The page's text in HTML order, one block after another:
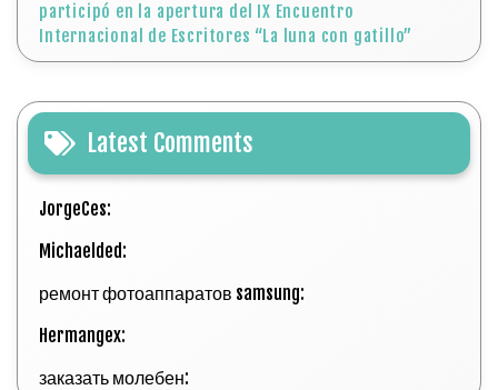
participó en la apertura del IX Encuentro
Internacional de Escritores “La luna con gatillo”
Latest Comments
JorgeCes:
Michaelded:
ремонт фотоаппаратов samsung:
Hermangex:
заказать молебен: